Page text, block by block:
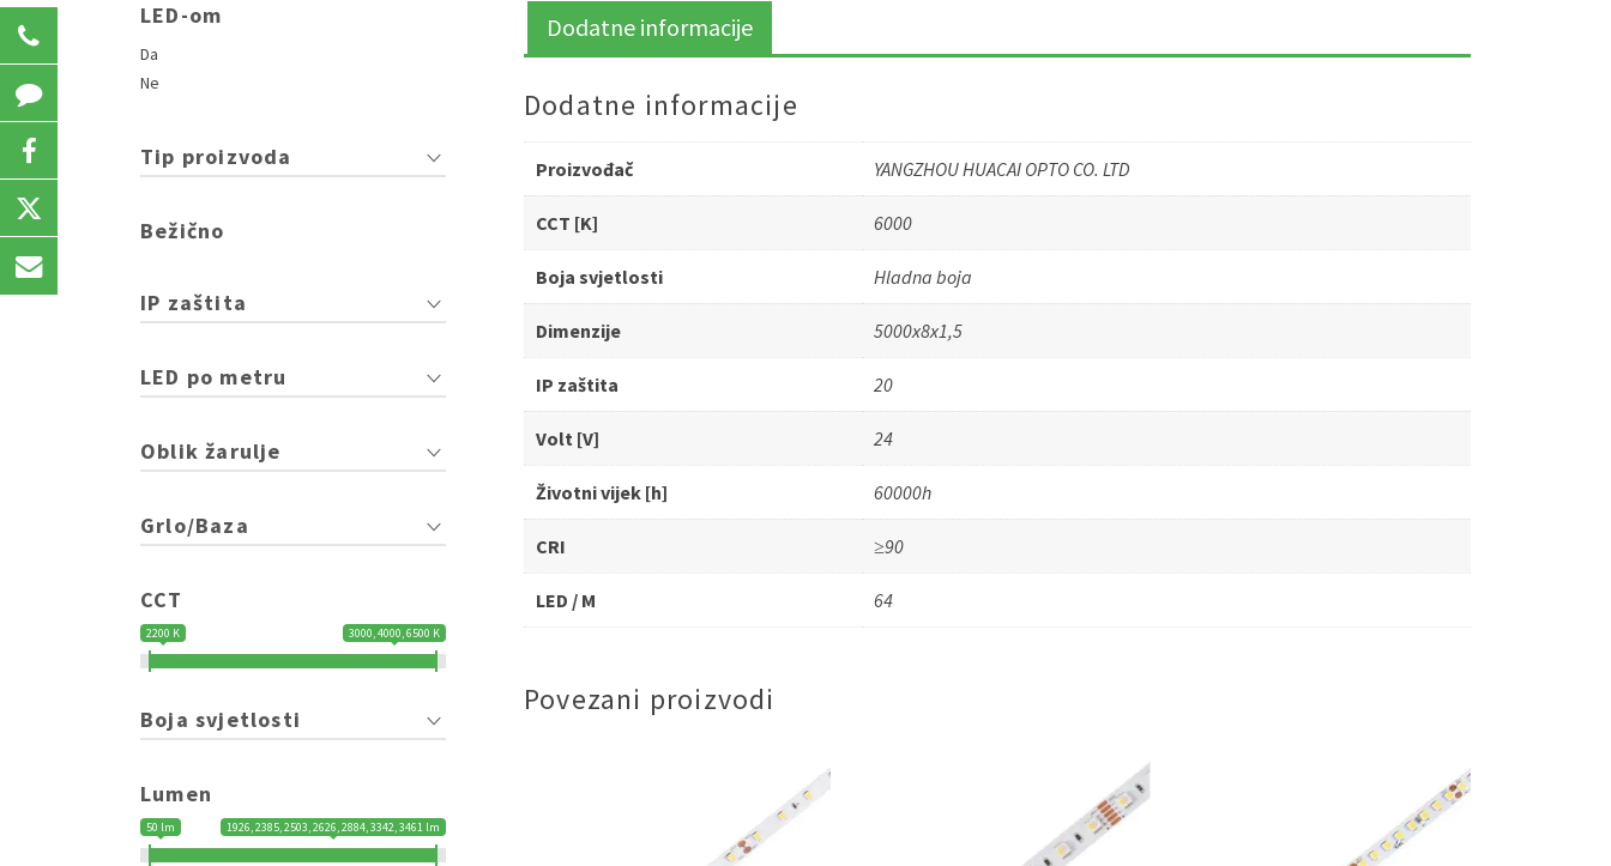
Dodatne informacije
Dodatne informacije
Proizvođač YANGZHOU HUACAI OPTO CO. LTD
CCT [K] 6000
Boja svjetlosti Hladna boja
Dimenzije 5000x8x1,5
IP zaštita 20
Volt [V] 24
Životni vijek [h] 60000h
CRI ≥90
LED / M 64
Povezani proizvodi
LED-om
Da
Ne
Tip proizvoda
Bežično
IP zaštita
LED po metru
Oblik žarulje
Grlo/Baza
CCT
2200 K 3000, 4000, 6500 K
Boja svjetlosti
Lumen
50 lm 1926, 2385, 2503, 2626, 2884, 3342, 3461 lm